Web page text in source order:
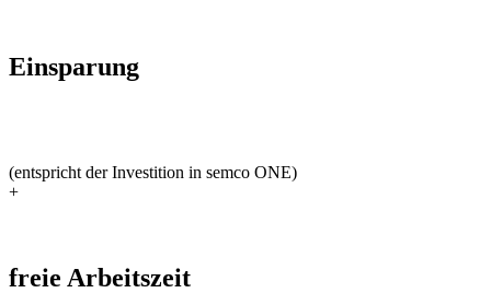
Einsparung
(entspricht der Investition in semco ONE)
+
freie Arbeitszeit